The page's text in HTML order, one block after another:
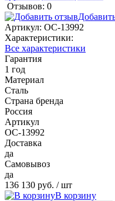
Отзывов: 0
Артикул: ОС-13992
Характеристики:
Все характеристики
Гарантия
1 год
Материал
Сталь
Страна бренда
Россия
Артикул
ОС-13992
Доставка
да
Самовывоз
да
136 130 руб. / шт
В корзину